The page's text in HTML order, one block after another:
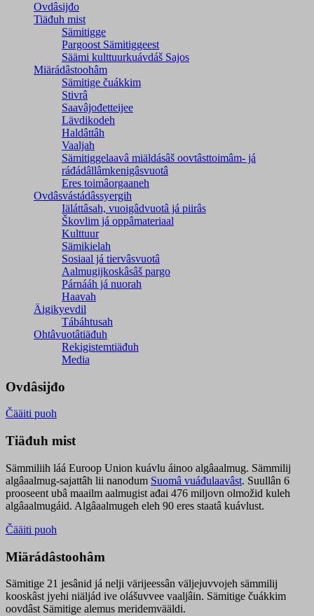
Ovdâsijđo
Tiäđuh mist
Sämitigge
Pargoost Sämitiggeest
Säämi kulttuurkuávdáš Sajos
Miärádâstoohâm
Sämitige čuákkim
Stivrâ
Saavâjođetteijee
Lävdikodeh
Haldâttâh
Vaaljah
Sämitiggelaavâ miäldásâš oovtâsttoimâm- já
ráđádâllâmkenigâsvuotâ
Eres toimâorgaaneh
Ovdâsvástádâssyergih
Iäláttâsah, vuoigâdvuotâ já piirâs
Škovlim já oppâmateriaal
Kulttuur
Sämikielah
Sosiaal já tiervâsvuotâ
Aalmugijkoskâsâš pargo
Párnááh já nuorah
Haavah
Äigikyevdil
Tábáhtusah
Ohtâvuotâtiäđuh
Rekigistemtiäđuh
Media
Ovdâsijđo
Čääiti puoh
Tiäđuh mist
Sämmiliih láá Euroop Union kuávlu áinoo algâaalmug. Sämmilij
algâaalmug-sajattâh lii nanodum Suomâ vuáđulaavâst. Suullân 6
prooseent ubâ maailm aalmugist ađai 476 miljovn olmožid kuleh
algâaalmugáid. Algâaalmugeh eleh 90 eres staatâ kuávlust.
Čääiti puoh
Miärádâstoohâm
Sämitige 21 jesânid já nelji värijeessân väljejuvvojeh sämmilij
kooskâst jyehi niäljád ive olášuvvee vaaljâin. Sämitige čuákkim
oovdâst Sämitige alemus meridemvääldi.